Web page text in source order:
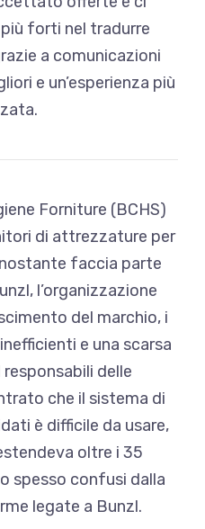
forti nel tradurre
a comunicazioni
e un’esperienza più
Forniture (BCHS)
di attrezzature per
faccia parte
l’organizzazione
del marchio, i
e una scarsa
delle
che il sistema di
è difficile da usare,
oltre i 35
spesso confusi dalla
legate a Bunzl.